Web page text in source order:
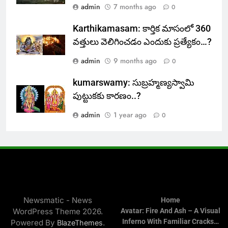
admin
7 months ago 0
Karthikamasam: కార్తిక మాసంలో 360
వత్తులు వెలిగించడం ఎందుకు ప్రత్యేకం…?
admin
9 months ago 0
kumarswamy: సుబ్రహ్మణ్యస్వామి
పుట్టుకకు కారణం..?
admin
1 year ago 0
Newsmatic - News
WordPress Theme 2026.
Powered By BlazeThemes.
Home
Avatar: Fire And Ash – A Visual
Inferno With Familiar Cracks…